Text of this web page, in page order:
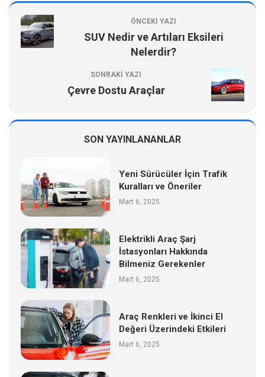
ÖNCEKI YAZI
SUV Nedir ve Artıları Eksileri
Nelerdir?
SONRAKI YAZI
Çevre Dostu Araçlar
SON YAYINLANANLAR
Yeni Sürücüler İçin Trafik
Kuralları ve Öneriler
Mart 6, 2025
Elektrikli Araç Şarj
İstasyonları Hakkında
Bilmeniz Gerekenler
Mart 6, 2025
Araç Renkleri ve İkinci El
Değeri Üzerindeki Etkileri
Mart 6, 2025